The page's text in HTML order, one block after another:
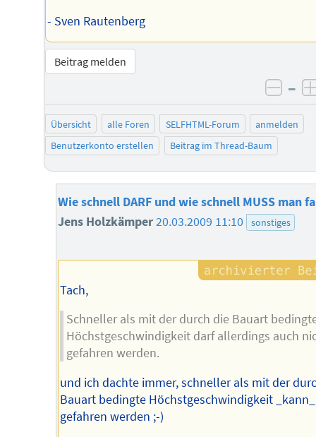
- Sven Rautenberg
Beitrag melden
–
Übersicht alle Foren SELFHTML-Forum
anmelden
Benutzerkonto erstellen
Beitrag im Thread-Baum
Wie schnell DARF und wie schnell MUSS man
Jens Holzkämper20.03.2009 11:10 sonstiges
Tach,
Schneller als mit der durch die Bauart
Höchstgeschwindigkeit darf allerdings auch
gefahren werden.
und ich dachte immer, schneller als mit der
Bauart bedingte Höchstgeschwindigkeit
gefahren werden ;-)